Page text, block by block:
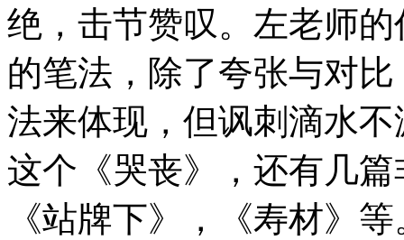
绝，击节赞叹。左老师
的笔法，除了夸张与对
法来体现，但讽刺滴水
这个《哭丧》，还有几
《站牌下》，《寿材》等